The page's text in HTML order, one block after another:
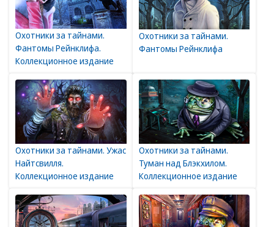
Охотники за тайнами.
Фантомы Рейнклифа.
Коллекционное издание
Охотники за тайнами.
Фантомы Рейнклифа
Охотники за тайнами. Ужас
Найтсвилля.
Коллекционное издание
Охотники за тайнами.
Туман над Блэкхилом.
Коллекционное издание